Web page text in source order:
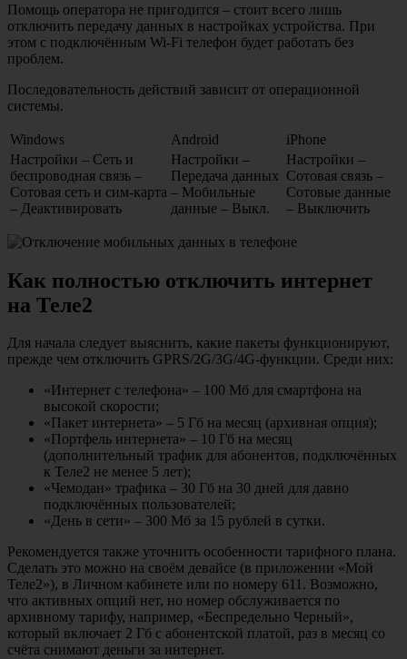
Помощь оператора не пригодится – стоит всего лишь
отключить передачу данных в настройках устройства. При
этом с подключённым Wi-Fi телефон будет работать без
проблем.
Последовательность действий зависит от операционной
системы.
Windows Android
iPhone
Настройки – Сеть и
беспроводная связь –
Сотовая сеть и сим-карта
– Деактивировать
Настройки –
Передача данных
– Мобильные
данные – Выкл.
Настройки –
Сотовая связь –
Сотовые данные
– Выключить
Как полностью отключить интернет
на Теле2
Для начала следует выяснить, какие пакеты функционируют,
прежде чем отключить GPRS/2G/3G/4G-функции. Среди них:
«Интернет с телефона» – 100 Мб для смартфона на
высокой скорости;
«Пакет интернета» – 5 Гб на месяц (архивная опция);
«Портфель интернета» – 10 Гб на месяц
(дополнительный трафик для абонентов, подключённых
к Теле2 не менее 5 лет);
«Чемодан» трафика – 30 Гб на 30 дней для давно
подключённых пользователей;
«День в сети» – 300 Мб за 15 рублей в сутки.
Рекомендуется также уточнить особенности тарифного плана.
Сделать это можно на своём девайсе (в приложении «Мой
Теле2»), в Личном кабинете или по номеру 611. Возможно,
что активных опций нет, но номер обслуживается по
архивному тарифу, например, «Беспредельно Черный»,
который включает 2 Гб с абонентской платой, раз в месяц со
счёта снимают деньги за интернет.